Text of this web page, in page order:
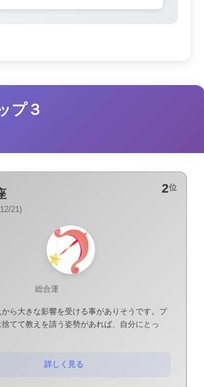
プ３
2位
21)
総合運
ら大きな影響を受ける事がありそうです。プ
捨てて教えを請う姿勢があれば、自分にとっ
詳しく見る